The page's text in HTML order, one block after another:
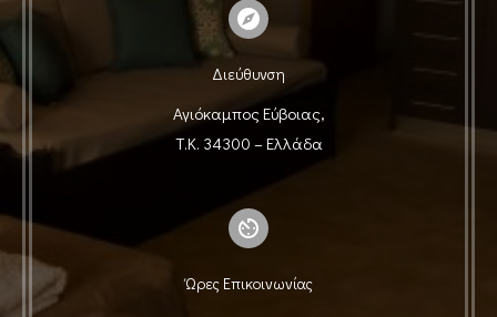
Διεύθυνση
Αγιόκαμπος Εύβοιας,
Τ.Κ. 34300 – Ελλάδα
Ώρες Επικοινωνίας